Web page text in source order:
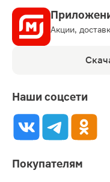
Акции,
Наши соцсети
Покупателям